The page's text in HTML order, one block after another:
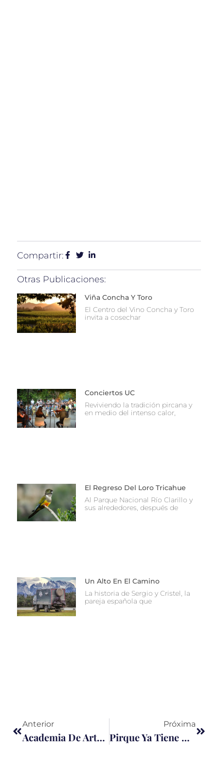
Compartir:
Otras Publicaciones:
Viña Concha Y Toro
El Centro del Vino Concha y Toro
invita a cosechar
Conciertos UC
Reviviendo la tradición pircana y
en medio del intenso calor,
El Regreso Del Loro Tricahue
Al Parque Nacional Río Clarillo y
sus alrededores, después de
Un Alto En El Camino
La historia de Sergio y Cristel, la
pareja española que
Anterior
Academia De Artes 360°
Próxima
Pirque Ya Tiene Himno: Una Canción Que Nace Del Corazón De Su Gente